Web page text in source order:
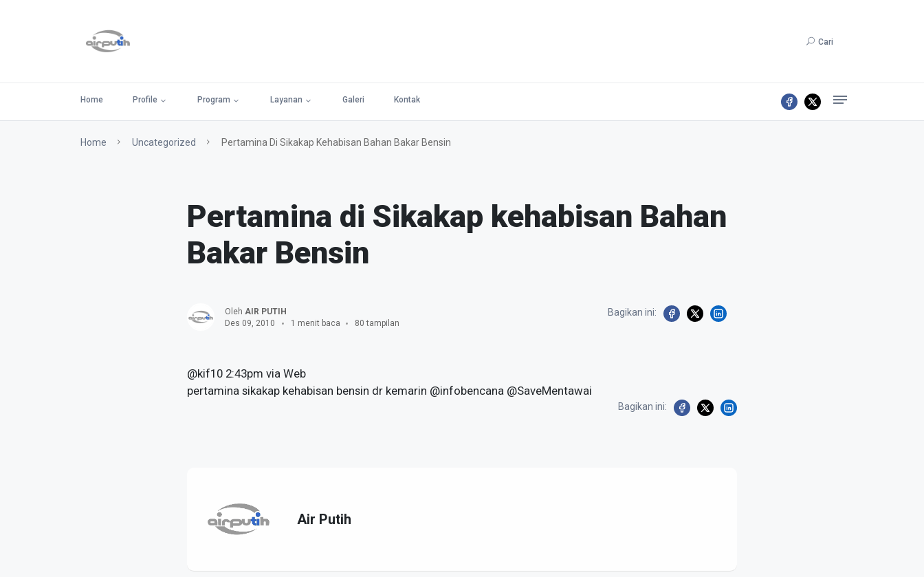
Cari
Home Profile Program Layanan Galeri Kontak
Home Uncategorized Pertamina Di Sikakap Kehabisan Bahan Bakar Bensin
Pertamina di Sikakap kehabisan Bahan
Bakar Bensin
Oleh AIR PUTIH
Des 09, 2010
1 menit baca 80 tampilan
Bagikan ini:
@kif10 2:43pm via Web
pertamina sikakap kehabisan bensin dr kemarin @infobencana @SaveMentawai
Bagikan ini:
Air Putih